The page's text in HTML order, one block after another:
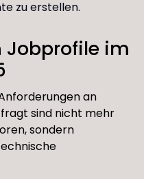
zu erstellen.
Jobprofile im
an
sind nicht mehr
sondern